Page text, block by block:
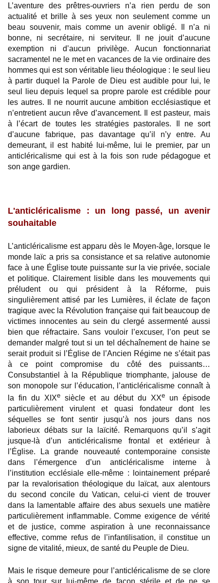
L’aventure des prêtres-ouvriers n’a rien perdu de son
actualité et brille à ses yeux non seulement comme un
beau souvenir, mais comme un avenir obligé. Il n’a ni
bonne, ni secrétaire, ni serviteur. Il ne jouit d’aucune
exemption ni d’aucun privilège. Aucun fonctionnariat
sacramentel ne le met en vacances de la vie ordinaire des
hommes qui est son véritable lieu théologique : le seul lieu
à partir duquel la Parole de Dieu est audible pour lui, le
seul lieu depuis lequel sa propre parole est crédible pour
les autres. Il ne nourrit aucune ambition ecclésiastique et
n’entretient aucun rêve d’avancement. Il est pasteur, mais
à l’écart de toutes les stratégies pastorales. Il ne sort
d’aucune fabrique, pas davantage qu’il n’y entre. Au
demeurant, il est habité lui-même, lui le premier, par un
anticléricalisme qui est à la fois son rude pédagogue et
son ange gardien.
L'anticléricalisme : un long passé, un avenir
souhaitable
L’anticléricalisme est apparu dès le Moyen-âge, lorsque le
monde laïc a pris sa consistance et sa relative autonomie
face à une Église toute puissante sur la vie privée, sociale
et politique. Clairement lisible dans les mouvements qui
préludent ou qui président à la Réforme, puis
singulièrement attisé par les Lumières, il éclate de façon
tragique avec la Révolution française qui fait beaucoup de
victimes innocentes au sein du clergé assermenté aussi
bien que réfractaire. Sans vouloir l’excuser, l’on peut se
demander malgré tout si un tel déchaînement de haine se
serait produit si l’Église de l’Ancien Régime ne s’était pas
à ce point compromise du côté des puissants…
Consubstantiel à la République triomphante, jalouse de
son monopole sur l’éducation, l’anticléricalisme connaît à
la fin du XIXe siècle et au début du XXeun épisode
particulièrement virulent et quasi fondateur dont les
séquelles se font sentir jusqu’à nos jours dans nos
laborieux débats sur la laïcité. Remarquons qu’il s’agit
jusque-là d’un anticléricalisme frontal et extérieur à
l’Église. La grande nouveauté contemporaine consiste
dans l’émergence d’un anticléricalisme interne à
l’institution ecclésiale elle-même : lointainement préparé
par la revalorisation théologique du laïcat, aux alentours
du second concile du Vatican, celui-ci vient de trouver
dans la lamentable affaire des abus sexuels une matière
particulièrement inflammable. Comme exigence de vérité
et de justice, comme aspiration à une reconnaissance
effective, comme refus de l’infantilisation, il constitue un
signe de vitalité, mieux, de santé du Peuple de Dieu.
Mais le risque demeure pour l’anticléricalisme de se clore
à son tour sur lui-même de façon stérile et de ne se